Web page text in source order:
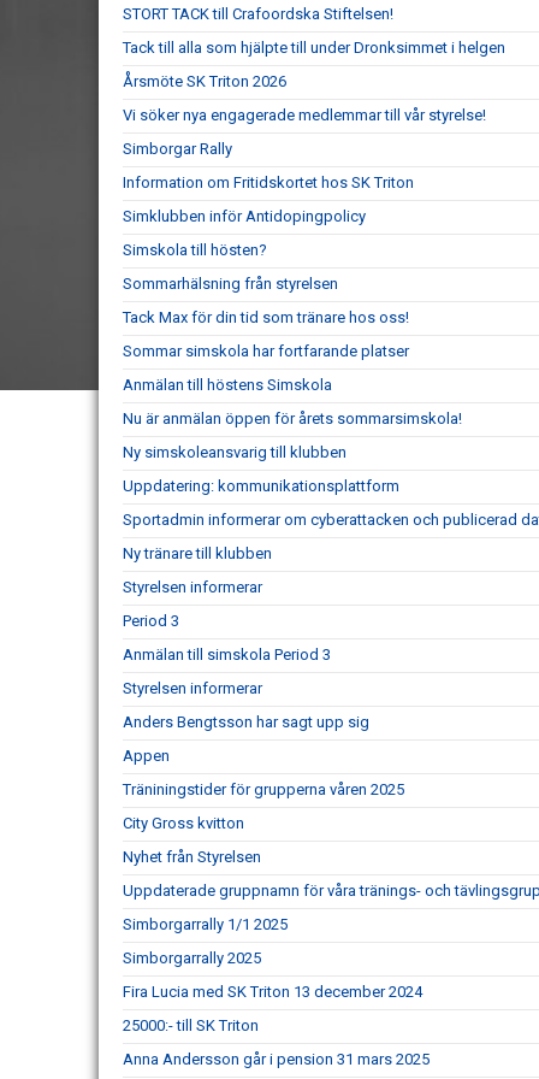
STORT TACK till Crafoordska Stiftelsen!
Tack till alla som hjälpte till under Dronksimmet i helgen
Årsmöte SK Triton 2026
Vi söker nya engagerade medlemmar till vår styrelse!
Simborgar Rally
Information om Fritidskortet hos SK Triton
Simklubben inför Antidopingpolicy
Simskola till hösten?
Sommarhälsning från styrelsen
Tack Max för din tid som tränare hos oss!
Sommar simskola har fortfarande platser
Anmälan till höstens Simskola
Nu är anmälan öppen för årets sommarsimskola!
Ny simskoleansvarig till klubben
Uppdatering: kommunikationsplattform
Sportadmin informerar om cyberattacken och publicerad
Ny tränare till klubben
Styrelsen informerar
Period 3
Anmälan till simskola Period 3
Styrelsen informerar
Anders Bengtsson har sagt upp sig
Appen
Träniningstider för grupperna våren 2025
City Gross kvitton
Nyhet från Styrelsen
Uppdaterade gruppnamn för våra tränings- och
Simborgarrally 1/1 2025
Simborgarrally 2025
Fira Lucia med SK Triton 13 december 2024
25000:- till SK Triton
Anna Andersson går i pension 31 mars 2025